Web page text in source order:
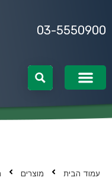
03-5550900
עמוד הבית מוצרים